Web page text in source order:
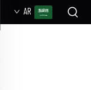
AR